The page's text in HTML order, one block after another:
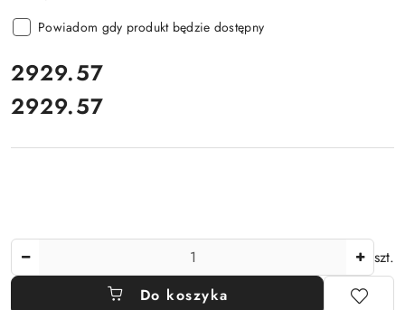
Powiadom gdy produkt będzie dostępny
cena:
2929.57
Cena:
2929.57
szt.
Do koszyka